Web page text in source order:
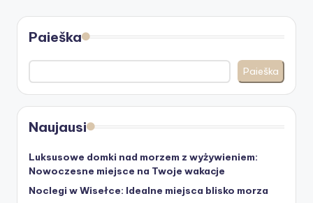
Paieška
Paieška
Naujausi
Luksusowe domki nad morzem z wyżywieniem:
Nowoczesne miejsce na Twoje wakacje
Noclegi w Wisełce: Idealne miejsca blisko morza